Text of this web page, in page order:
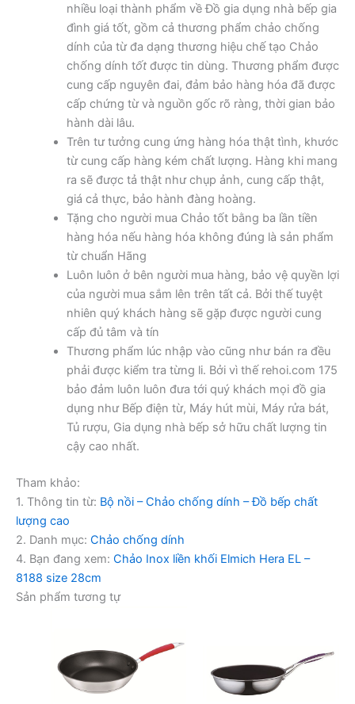
nhiều loại thành phẩm về Đồ gia dụng nhà bếp gia
đình giá tốt, gồm cả thương phẩm chảo chống
dính của từ đa dạng thương hiệu chế tạo Chảo
chống dính tốtđược tin dùng. Thương phẩm được
cung cấp nguyên đai, đảm bảo hàng hóa đã được
cấp chứng từ và nguồn gốc rõ ràng, thời gian bảo
hành dài lâu.
Trên tư tưởng cung ứng hàng hóa thật tình, khước
từ cung cấp hàng kém chất lượng. Hàng khi mang
ra sẽ được tả thật như chụp ảnh, cung cấp thật,
giá cả thực, bảo hành đàng hoàng.
Tặng cho người mua Chảo tốt bằng ba lần tiền
hàng hóa nếu hàng hóa không đúng là sản phẩm
từ chuẩn Hãng
Luôn luôn ở bên người mua hàng, bảo vệ quyền lợi
của người mua sắm lên trên tất cả. Bởi thế tuyệt
nhiên quý khách hàng sẽ gặp được người cung
cấp đủ tâm và tín
Thương phẩm lúc nhập vào cũng như bán ra đều
phải được kiểm tra từng li. Bởi vì thế rehoi.com 175
bảo đảm luôn luôn đưa tới quý khách mọi đồ gia
dụng như Bếp điện từ, Máy hút mùi, Máy rửa bát,
Tủ rượu, Gia dụng nhà bếp sở hữu chất lượng tin
cậy cao nhất.
Tham khảo:
1. Thông tin từ: Bộ nồi – Chảo chống dính – Đồ bếp chất
lượng cao
2. Danh mục: Chảo chống dính
4. Bạn đang xem: Chảo Inox liền khối Elmich Hera EL –
8188 size 28cm
Sản phẩm tương tự